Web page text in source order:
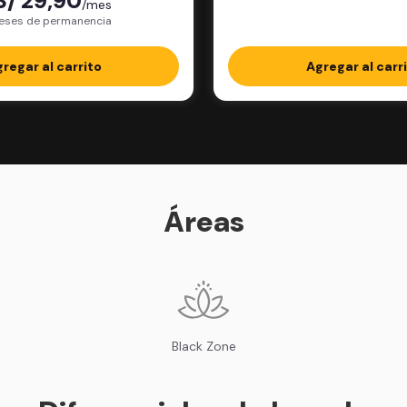
/mes
de permanencia
al carrito
Agregar al
Áreas
Black Zone